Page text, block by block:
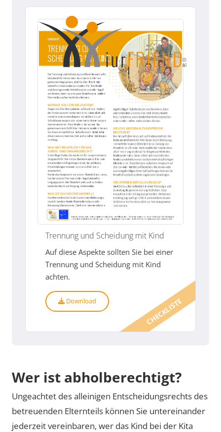
CHECKLISTE
Trennung und Scheidung mit Kind
Auf diese Aspekte sollten Sie bei einer
Trennung und Scheidung mit Kind
achten.
Download
Wer ist abholberechtigt?
Ungeachtet des alleinigen Entscheidungsrechts des
betreuenden Elternteils können Sie untereinander
jederzeit vereinbaren, wer das Kind bei der Kita